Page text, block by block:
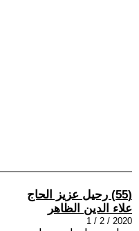
(55) رحيل عزيز الحاج
علاء الدين الظاهر
2020 / 2 / 1